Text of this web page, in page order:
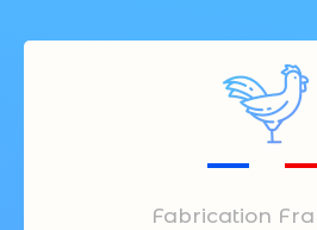
Fabrication